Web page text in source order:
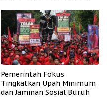
Pemerintah Fokus
Tingkatkan Upah Minimum
dan Jaminan Sosial Buruh